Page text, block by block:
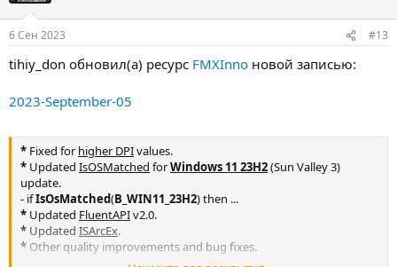
6 Сен 2023 #13
tihiy_don обновил(а) ресурс FMXInno новой записью:
2023-September-05
* Fixed for higher DPIvalues.
* Updated IsOSMatched forWindows 11 23H2(Sun Valley 3)
update.
- ifIsOsMatched(B_WIN11_23H2) then ...
* Updated FluentAPIv2.0.
* Updated ISArcEx.
* Other quality improvements and bug fixes.